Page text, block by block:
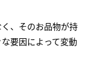
、そのお品物が持
要因によって変動